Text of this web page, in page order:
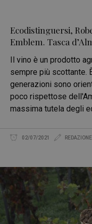
Ecodistinguersi,
Emblem. Tasca
Il vino è un prodotto
sempre più scottante.
generazioni sono
poco rispettose
massima tutela degli
02/07/2021 REDAZIONE